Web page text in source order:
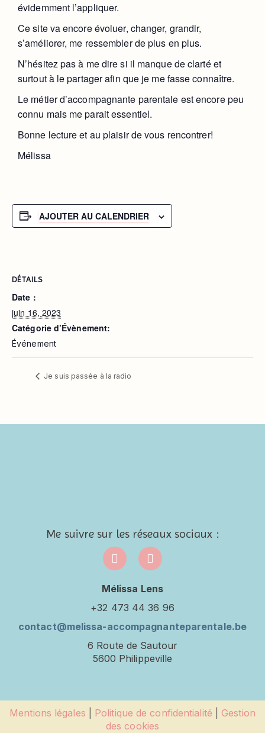
évidemment l’appliquer.
Ce site va encore évoluer, changer, grandir,
s’améliorer, me ressembler de plus en plus.
N’hésitez pas à me dire si il manque de clarté et
surtout à le partager afin que je me fasse connaître.
Le métier d’accompagnante parentale est encore peu
connu mais me parait essentiel.
Bonne lecture et au plaisir de vous rencontrer!
Mélissa
AJOUTER AU CALENDRIER
DÉTAILS
Date :
juin 16, 2023
Catégorie d’Évènement:
Événement
Je suis passée à la radio
Me suivre sur les réseaux sociaux :
Mélissa Lens
+32 473 44 36 96
contact@melissa-accompagnanteparentale.be
6 Route de Sautour
5600 Philippeville
Mentions légales Politique de confidentialité |Gestion
des cookies